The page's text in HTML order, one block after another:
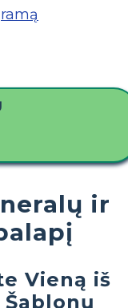
ir
Vieną iš